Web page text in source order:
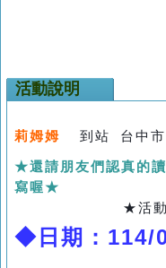
活動說明
莉姆姆 到站 台中
★還請朋友們認真的
寫喔★
★活動內
◆日期：114/